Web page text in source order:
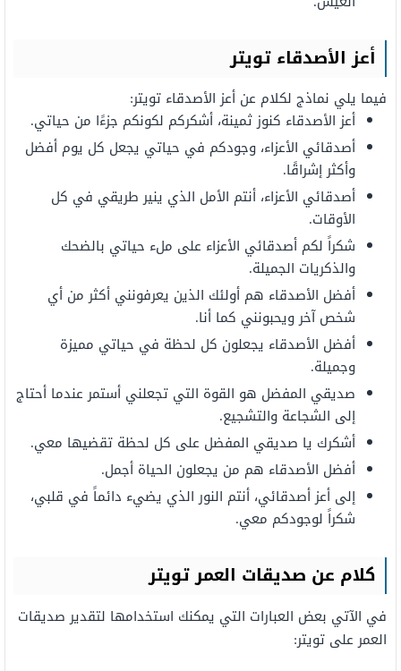
أعزالأصدقاء تويتر
فيما يلي نماذج لكلام عن أعز الأصدقاء تويتر:
أعز الأصدقاء كنوزثمينة، أشكركم لكونكم جزءًا من حياتي.
أصدقائي الأعزاء، وجودكم في حياتي يجعل كل يوم أفضل
وأكثرإشراقًا.
أصدقائي الأعزاء، أنتم الأمل الذي ينير طريقي في كل
الأوقات.
شكراً لكم أصدقائي الأعزاء على ملء حياتي بالضحك
والذكريات الجميلة.
أفضل الأصدقاء هم أولئك الذين يعرفونني أكثرمن أي
شخص آخرويحبونني كما أنا.
أفضل الأصدقاء يجعلون كل لحظة في حياتي مميزة
وجميلة.
صديقي المفضل هو القوة التي تجعلني أستمرعندما أحتاج
إلى الشجاعة والتشجيع.
أشكرك يا صديقي المفضل على كل لحظة تقضيها معي.
أفضل الأصدقاء هم من يجعلون الحياة أجمل.
إلى أعزأصدقائي، أنتم النور الذي يضيء دائماً في قلبي،
شكراً لوجودكم معي.
كلام عن صديقات العمرتويتر
في الآتي بعض العبارات التي يمكنك استخدامها لتقدير صديقات
العمر على تويتر: